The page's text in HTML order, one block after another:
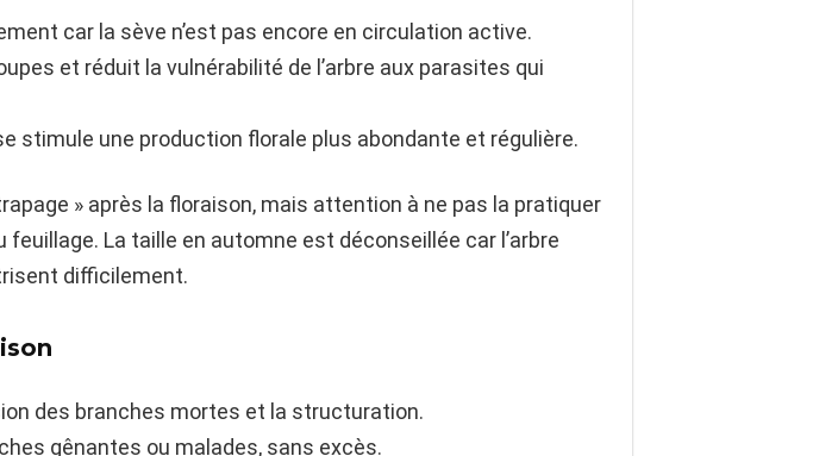
car la sève n’est pas encore en circulation active.
et réduit la vulnérabilité de l’arbre aux parasites qui
stimule une production florale plus abondante et régulière.
» après la floraison, mais attention à ne pas la pratiquer
La taille en automne est déconseillée car l’arbre
difficilement.
des branches mortes et la structuration.
gênantes ou malades, sans excès.